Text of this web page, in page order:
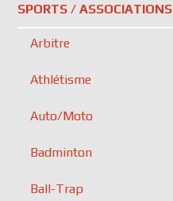
SPORTS / ASSOCIATIONS
Arbitre
Athlétisme
Auto/Moto
Badminton
Ball-Trap